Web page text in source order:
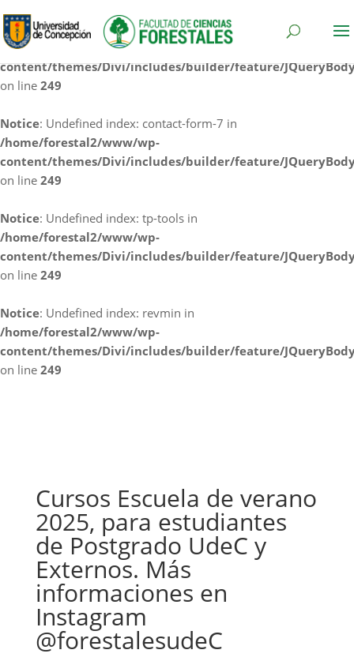
Notice: Undefined index: cf7rl-redirect_method in
/home/forestal2/www/wp-
content/themes/Divi/includes/builder/feature/
on line 249
Notice: Undefined index: contact-form-7 in
/home/forestal2/www/wp-
content/themes/Divi/includes/builder/feature/
on line 249
Notice: Undefined index: tp-tools in
/home/forestal2/www/wp-
content/themes/Divi/includes/builder/feature/
on line 249
Notice: Undefined index: revmin in
/home/forestal2/www/wp-
content/themes/Divi/includes/builder/feature/
on line 249
Cursos Escuela de verano
2025, para estudiantes
de Postgrado UdeC y
Externos. Más
informaciones en
Instagram
@forestalesudeC